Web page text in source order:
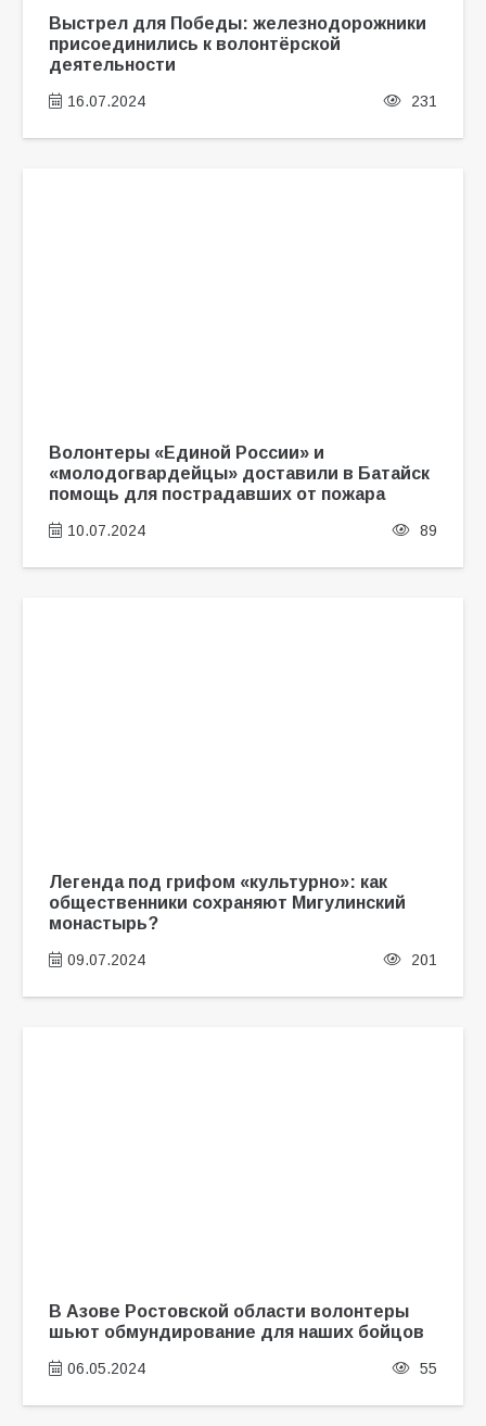
Выстрел для Победы: железнодорожники
присоединились к волонтёрской
деятельности
16.07.2024 231
Волонтеры «Единой России» и
«молодогвардейцы» доставили в Батайск
помощь для пострадавших от пожара
10.07.2024 89
Легенда под грифом «культурно»: как
общественники сохраняют Мигулинский
монастырь?
09.07.2024 201
В Азове Ростовской области волонтеры
шьют обмундирование для наших бойцов
06.05.2024 55